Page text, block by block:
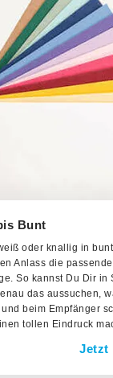
Bunt
oder knallig in
Anlass die
So kannst Du Dir in
das aussuchen,
beim Empfänger
tollen Eindruck
Jetzt